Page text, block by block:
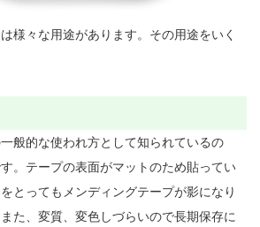
様々な用途があります。その用途をいく
般的な使われ方として知られているの
。テープの表面がマットのため貼ってい
とってもメンディングテープが影になり
た、変質、変色しづらいので長期保存に